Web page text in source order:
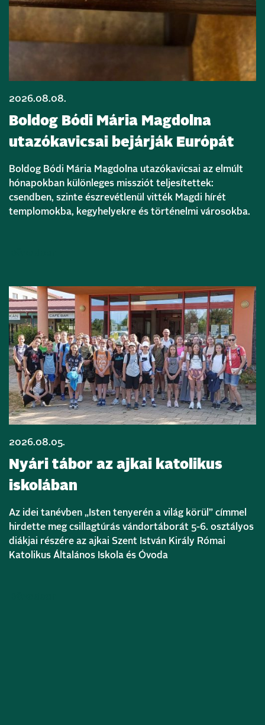
2026.08.08.
Boldog Bódi Mária Magdolna
utazókavicsai bejárják Európát
Boldog Bódi Mária Magdolna utazókavicsai az elmúlt
hónapokban különleges missziót teljesítettek:
csendben, szinte észrevétlenül vitték Magdi hírét
templomokba, kegyhelyekre és történelmi városokba.
2026.08.05.
Nyári tábor az ajkai katolikus
iskolában
Az idei tanévben „Isten tenyerén a világ körül” címmel
hirdette meg csillagtúrás vándortáborát 5-6. osztályos
diákjai részére az ajkai Szent István Király Római
Katolikus Általános Iskola és Óvoda